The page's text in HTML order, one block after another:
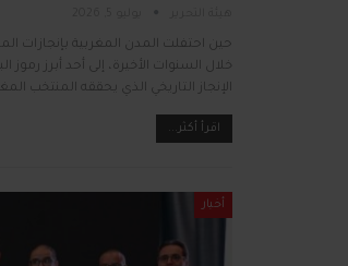
حين احتفلت المدن المغربية بإنجازات
الإنجاز التاريخي الذي يحققه المنتخب
اقرأ أكثر...
أخبار